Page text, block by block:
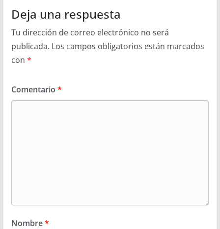
Deja una respuesta
Tu dirección de correo electrónico no será
publicada. Los campos obligatorios están marcados
con *
Comentario *
Nombre*